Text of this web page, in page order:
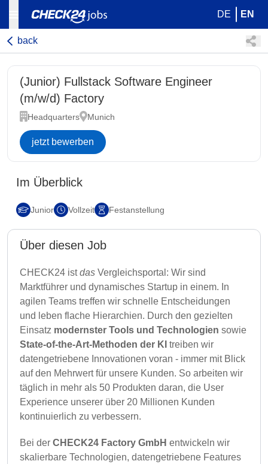
DE EN
back
(Junior) Fullstack Software Engineer
(m/w/d) Factory
Headquarters Munich
jetzt bewerben
Im Überblick
Junior Vollzeit Festanstellung
Über diesen Job
CHECK24 istdas Vergleichsportal: Wir sind
Marktführer und dynamisches Startup in einem. In
agilen Teams treffen wir schnelle Entscheidungen
und leben flache Hierarchien. Durch den gezielten
Einsatz modernster Tools und Technologien sowie
State-of-the-Art-Methoden der KI treiben wir
datengetriebene Innovationen voran - immer mit Blick
auf den Mehrwert für unsere Kunden. So arbeiten wir
täglich in mehr als 50 Produkten daran, die User
Experience unserer über 20 Millionen Kunden
kontinuierlich zu verbessern.
Bei der CHECK24 Factory GmbH entwickeln wir
skalierbare Technologien, datengetriebene Features